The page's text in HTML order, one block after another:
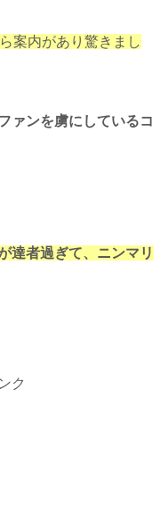
案内があり驚きまし
ァンを虜にしているコ
達者過ぎて、ニンマリ
ク